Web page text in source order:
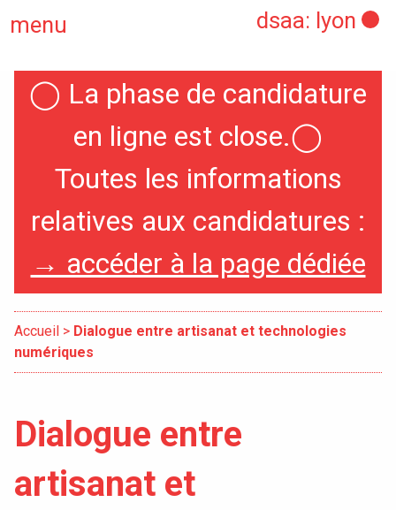
menu dsaa: lyon
Actualités
Candidatures
Graphisme, médias, médiations
Espace, Usages, Territoires
Produit, usages, services
Catalogue de cours
◯ La phase de candidature
en ligne est close.◯
Toutes les informations
relatives aux candidatures :
→ accéder à la page dédiée
Accueil > Dialogue entre artisanat et technologies
numériques
Dialogue entre
artisanat et